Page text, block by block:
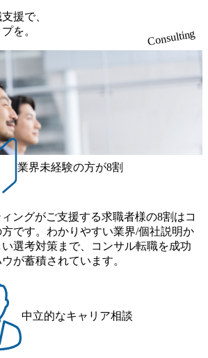
事 - 鈴木健仁氏：新卒でベイカレン
レクターを経てXspearに参画 - 梶田
金融業界における戦略策定、DX戦略立
に強みを持ち、メディア・エンタメ業
立案、NFT等の新規事業立案を得意と
アクセンチュア出身。金融業界を中
新規事業立案、組織変革、規制対応等
を主導する。 - 天野 善仁氏：19卒Pw
シニアマネージャー 社員インタビュー
career/interviews/) 戦略だけの
コンサル業界の風雲児に聞く。“これ
方 (https://www.businessinsider.jp/articl
) Xspear Consultingがえるぼし認定
article/382811) シンプレクスと
東京都港区の行政手続き100%デジタル
articles/-/3520247) 【未経験
ファー ・ワンプールで様々なインダ
学べる環境 【コンサルファーム経験
足を置きながら、他領域にもチャレン
トルアップでのオファー ・現職ファー
年収 ・実力主義でプロモーションでき
もあり） ・週に1度のアサインｍｔｇで
ており、月単位の決められた労働時
退社の時刻を社員の自己裁量に委
ランスを図りながら効率的に働くこと
日祝休みの完全週休2日制 2025年度の
日、夏季9日、年末年始9日） 有給
1日入社の場合）で、入社日に付与さ
の残日数は、翌年度に繰り越すこと
暇は、事由により取得可能日数は異な
続休暇を取得できます。 リフレッシ
める勤続年数ごとに、連続5日のリフレ
きます。 【育児や子の看護、介護など
対象：小学校1年修了時の3月31日まで
の従業員※期間：通算3年間 短時間勤
業・終業時刻の繰り上げ・繰り下げが
子1人につき5日まで取得でき、1時間
家族看護休暇： 5日まで取得で
することも可能 【独身寮、住宅手当制
山事業所の近くに、白風寮と青風寮の2
の入居基準を満たす方が入居可能で
満33歳までの独身者 ・自宅から勤務地
2時間を超えること 住宅手当： 本社の
宅等が無いため、条件を満たす方には
す。 また、独身寮は男性のみの入居と
援で、
を。
Consulting
業界未経験の方が8割
ングがご支援する求職者様の8割はコ
です。わかりやすい業界/個社説明か
選考対策まで、コンサル転職を成功
が蓄積されています。
中立的なキャリア相談